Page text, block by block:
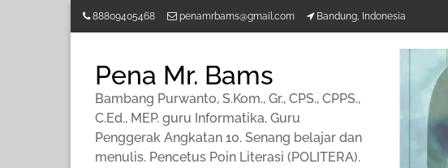
88809405468 penamrbams@gmail.com Bandung, Indonesia
Pena Mr. Bams
Bambang Purwanto, S.Kom., Gr., CPS., CPPS.,
C.Ed., MEP. guru Informatika, Guru
Penggerak Angkatan 10. Senang belajar dan
menulis. Pencetus Poin Literasi (POLITERA).